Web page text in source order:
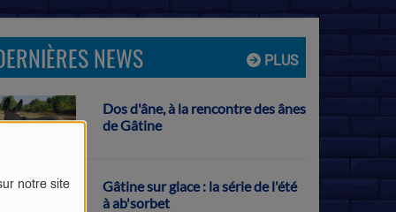
notre site
PLUS
NEWS
Dos d'âne, à la rencontre des ânes
de Gâtine
Gâtine sur glace : la série de l'été
à ab'sorbet